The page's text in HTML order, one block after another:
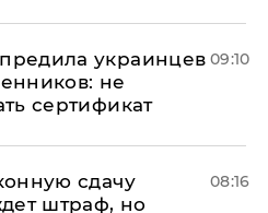
украинцев
не
сертификат
09:10
сдачу
штраф, но
08:16